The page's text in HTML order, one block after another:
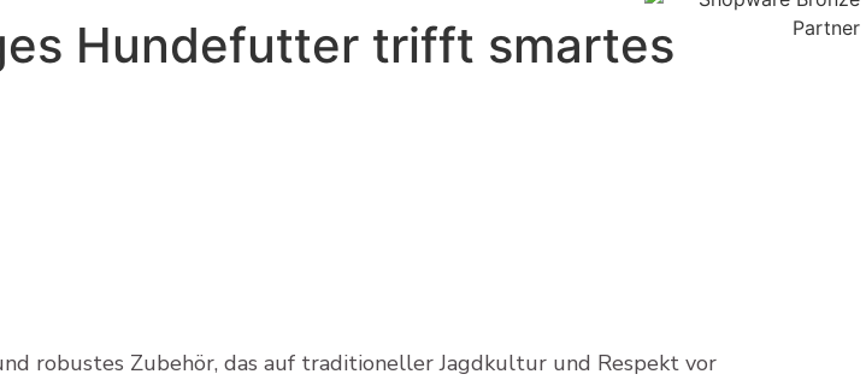
Hundefutter trifft smartes
robustes Zubehör, das auf traditioneller Jagdkultur und Respekt vor